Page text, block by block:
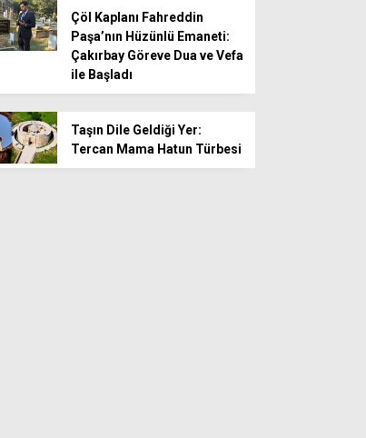
Çöl Kaplanı Fahreddin
Paşa’nın Hüzünlü Emaneti:
Çakırbay Göreve Dua ve Vefa
ile Başladı
Taşın Dile Geldiği Yer:
Tercan Mama Hatun Türbesi